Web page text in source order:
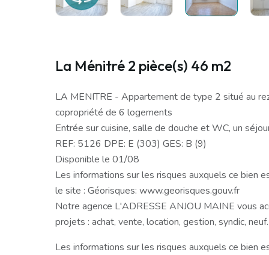
La Ménitré 2 pièce(s) 46 m2
LA MENITRE - Appartement de type 2 situé au
copropriété de 6 logements
Entrée sur cuisine, salle de douche et WC, un
REF: 5126 DPE: E (303) GES: B (9)
Disponible le 01/08
Les informations sur les risques auxquels ce bien
le site : Géorisques: www.georisques.gouv.fr
Notre agence L'ADRESSE ANJOU MAINE vous
projets : achat, vente, location, gestion, syndic, neuf.
Les informations sur les risques auxquels ce bien